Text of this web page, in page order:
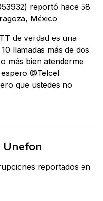
reportó hace 58
México
de verdad es una
llamadas más de dos
más bien atenderme
@Telcel
que ustedes no
Unefon
reportados en